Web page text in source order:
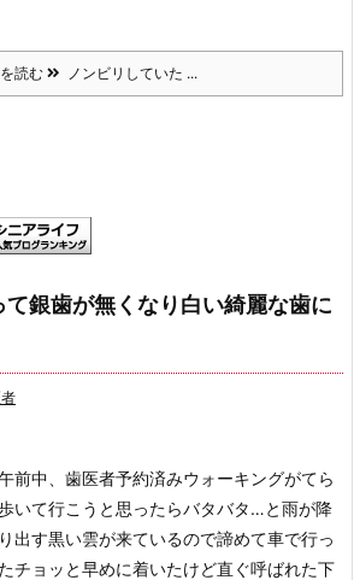
読む ノンビリしていた ...
銀歯が無くなり白い綺麗な歯に
前中、歯医者予約済みウォーキングがてら
いて行こうと思ったらバタバタ…と雨が降
り出す黒い雲が来ているので諦めて車で行っ
たチョッと早めに着いたけど直ぐ呼ばれた下